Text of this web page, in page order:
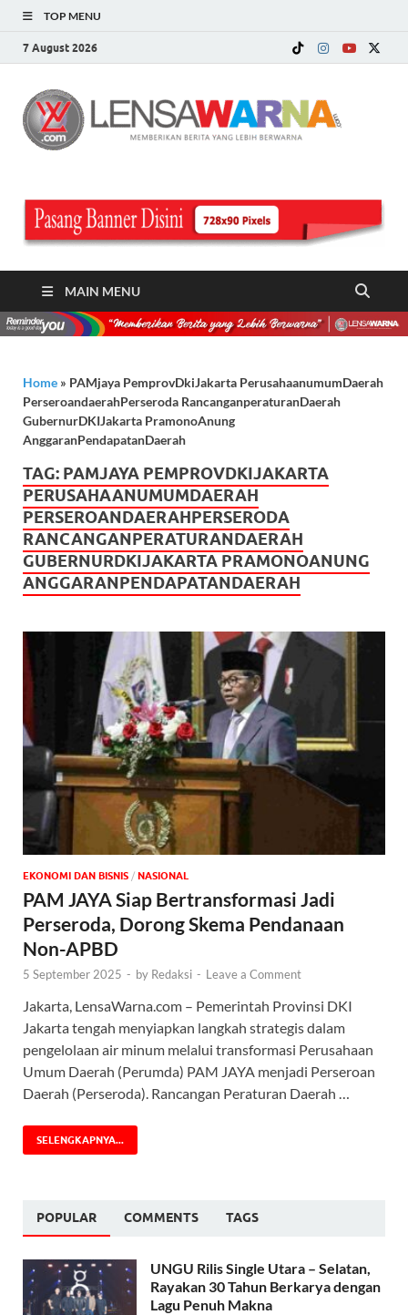
TOP MENU
7 August 2026
MAIN MENU
Home » PAMjaya PemprovDkiJakarta PerusahaanumumDaerah
PerseroandaerahPerseroda RancanganperaturanDaerah
GubernurDKIJakarta PramonoAnung
AnggaranPendapatanDaerah
TAG: PAMJAYA PEMPROVDKIJAKARTA
PERUSAHAANUMUMDAERAH
PERSEROANDAERAHPERSERODA
RANCANGANPERATURANDAERAH
GUBERNURDKIJAKARTA PRAMONOANUNG
ANGGARANPENDAPATANDAERAH
EKONOMI DAN BISNIS / NASIONAL
PAM JAYA Siap Bertransformasi Jadi
Perseroda, Dorong Skema Pendanaan
Non-APBD
5 September 2025 - by Redaksi - Leave a Comment
Jakarta, LensaWarna.com – Pemerintah Provinsi DKI
Jakarta tengah menyiapkan langkah strategis dalam
pengelolaan air minum melalui transformasi Perusahaan
Umum Daerah (Perumda) PAM JAYA menjadi Perseroan
Daerah (Perseroda). Rancangan Peraturan Daerah …
SELENGKAPNYA...
POPULAR COMMENTS TAGS
UNGU Rilis Single Utara – Selatan,
Rayakan 30 Tahun Berkarya dengan
Lagu Penuh Makna